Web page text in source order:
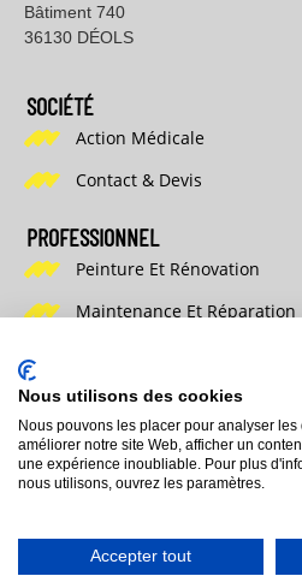
Nous utilisons des cookies
Nous pouvons les placer pour analyser
améliorer notre site Web, afficher un
une expérience inoubliable. Pour plus
nous utilisons, ouvrez les paramètres.
Accepter tout
Bâtiment 740
36130 DÉOLS
SOCIÉTÉ
Action Médicale
Contact & Devis
PROFESSIONNEL
Peinture Et Rénovation
Maintenance Et Réparation
PARTICULIER OU PROFESSIONNEL
Peinture Et Rénovation
Maintenance Et Réparation